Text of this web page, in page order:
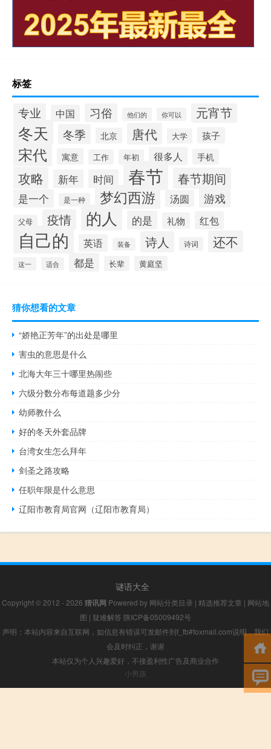
标签
专业 中国 习俗 他们的 你可以 元宵节
冬天 冬季 北京 唐代 大学 孩子
宋代 寓意 工作 年初 很多人 手机
攻略 新年 时间 春节 春节期间
是一个 是一种 梦幻西游 汤圆 游戏
父母 疫情 的人 的是 礼物 红包
自己的 英语 装备 诗人 诗词 还不
这一 适合 都是 长辈 黄庭坚
猜你想看的文章
“娇艳正芳年”的出处是哪里
害虫的意思是什么
北海大年三十哪里热闹些
六级分数分布每道题多少分
幼师教什么
好的冬天外套品牌
台湾女生怎么拜年
剑圣之路攻略
任职年限是什么意思
辽阳市教育局官网（辽阳市教育局）
谜语大全
Copyright © 2012 - 2026 猜讯网 Powered by 网站分类目录 | 精选推荐文章 | 网站地
图 | 疑难解答 陕ICP备05009492号
声明：本站内容来自互联网，如信息有错误可发邮件到f_fb#foxmail.com说明，我们
会及时纠正，谢谢
本站仅为个人兴趣爱好，不接盈利性广告及商业合作
小男孩